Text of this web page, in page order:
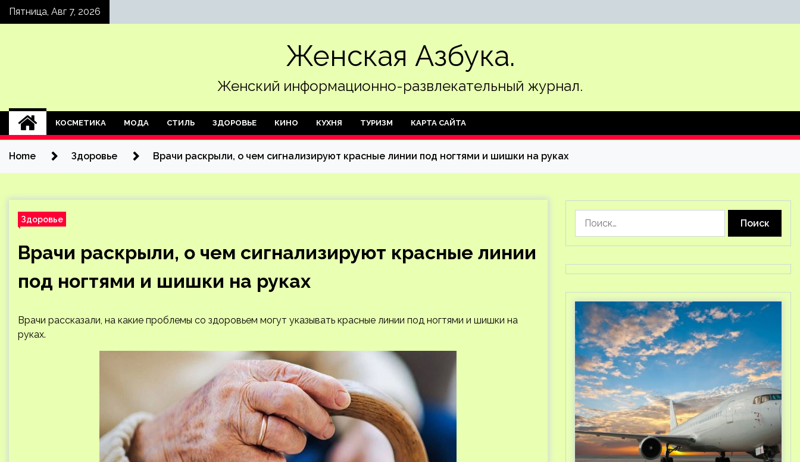
SkipПятница, Авг 7, 2026
Женская Азбука.
Женский информационно-развлекательный журнал.
КОСМЕТИКА МОДА СТИЛЬ ЗДОРОВЬЕ КИНО КУХНЯ ТУРИЗМ КАРТА САЙТА
Home Здоровье Врачи раскрыли, о чем сигнализируют красные линии под ногтями и шишки на руках
Здоровье
Врачи раскрыли, о чем сигнализируют красные линии
под ногтями и шишки на руках
Врачи рассказали, на какие проблемы со здоровьем могут указывать красные линии под ногтями и шишки на
руках.